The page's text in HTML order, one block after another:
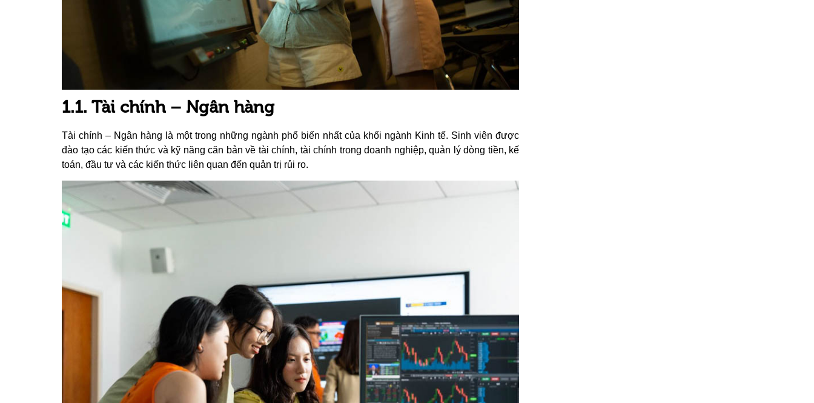
1.1. Tài chính – Ngân hàng
Tài chính – Ngân hàng là một trong những ngành phổ biến nhất của khối ngành Kinh tế. Sinh viên được
đào tạo các kiến thức và kỹ năng căn bản về tài chính, tài chính trong doanh nghiệp, quản lý dòng tiền, kế
toán, đầu tư và các kiến thức liên quan đến quản trị rủi ro.